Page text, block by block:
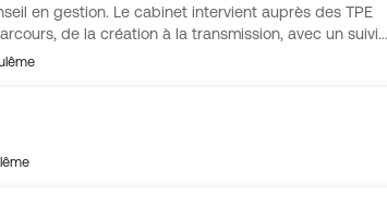
en gestion. Le cabinet intervient auprès des TPE
de la création à la transmission, avec un suivi
et la trésorerie. Son offre couvre
de trésorerie, avec des formations personnalisées à